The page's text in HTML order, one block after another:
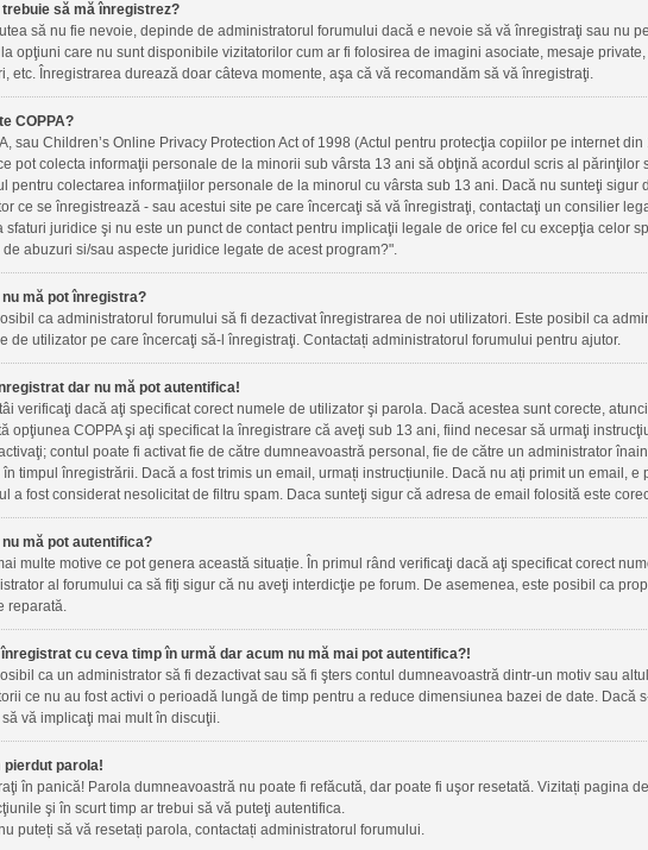
trebuie să mă înregistrez?
să nu fie nevoie, depinde de administratorul forumului dacă e nevoie să vă înregistraţi sau nu
opţiuni care nu sunt disponibile vizitatorilor cum ar fi folosirea de imagini asociate, mesaje
etc. Înregistrarea durează doar câteva momente, aşa că vă recomandăm să vă înregistraţi.
COPPA?
sau Children’s Online Privacy Protection Act of 1998 (Actul pentru protecţia copiilor pe internet
pot colecta informaţii personale de la minorii sub vârsta 13 ani să obţină acordul scris al
pentru colectarea informaţiilor personale de la minorul cu vârsta sub 13 ani. Dacă nu sunteţi
ce se înregistrează - sau acestui site pe care încercaţi să vă înregistraţi, contactaţi un consilier
sfaturi juridice şi nu este un punct de contact pentru implicaţii legale de orice fel cu excepţia celor
de abuzuri si/sau aspecte juridice legate de acest program?".
nu mă pot înregistra?
ca administratorul forumului să fi dezactivat înregistrarea de noi utilizatori. Este posibil ca
de utilizator pe care încercaţi să-l înregistraţi. Contactați administratorul forumului pentru ajutor.
dar nu mă pot autentifica!
verificaţi dacă aţi specificat corect numele de utilizator şi parola. Dacă acestea sunt corecte,
opţiunea COPPA şi aţi specificat la înregistrare că aveţi sub 13 ani, fiind necesar să urmaţi
contul poate fi activat fie de către dumneavoastră personal, fie de către un administrator
în timpul înregistrării. Dacă a fost trimis un email, urmați instrucțiunile. Dacă nu ați primit un email,
a fost considerat nesolicitat de filtru spam. Daca sunteţi sigur că adresa de email folosită este
nu mă pot autentifica?
multe motive ce pot genera această situație. În primul rând verificaţi dacă aţi specificat corect
al forumului ca să fiţi sigur că nu aveţi interdicţie pe forum. De asemenea, este posibil ca
reparată.
înregistrat cu ceva timp în urmă dar acum nu mă mai pot autentifica?!
ca un administrator să fi dezactivat sau să fi şters contul dumneavoastră dintr-un motiv sau
ce nu au fost activi o perioadă lungă de timp pentru a reduce dimensiunea bazei de date. Dacă
vă implicaţi mai mult în discuţii.
pierdut parola!
în panică! Parola dumneavoastră nu poate fi refăcută, dar poate fi uşor resetată. Vizitați pagina
şi în scurt timp ar trebui să vă puteţi autentifica.
puteți să vă resetați parola, contactați administratorul forumului.